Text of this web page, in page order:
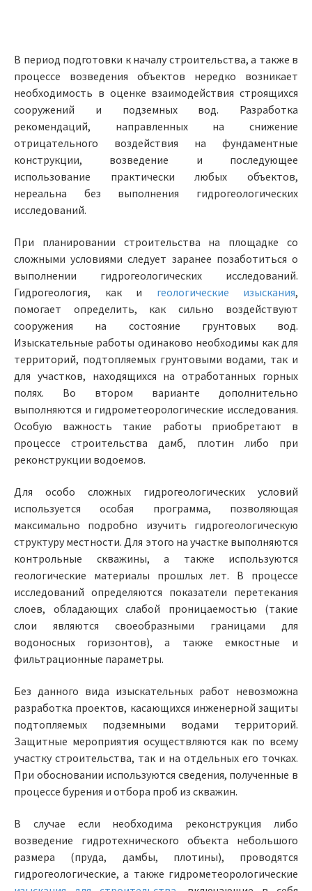
В период подготовки к началу строительства, а также в
процессе возведения объектов нередко возникает
необходимость в оценке взаимодействия строящихся
сооружений и подземных вод. Разработка
рекомендаций, направленных на снижение
отрицательного воздействия на фундаментные
конструкции, возведение и последующее
использование практически любых объектов,
нереальна без выполнения гидрогеологических
исследований.
При планировании строительства на площадке со
сложными условиями следует заранее позаботиться о
выполнении гидрогеологических исследований.
Гидрогеология, как и геологические изыскания,
помогает определить, как сильно воздействуют
сооружения на состояние грунтовых вод.
Изыскательные работы одинаково необходимы как для
территорий, подтопляемых грунтовыми водами, так и
для участков, находящихся на отработанных горных
полях. Во втором варианте дополнительно
выполняются и гидрометеорологические исследования.
Особую важность такие работы приобретают в
процессе строительства дамб, плотин либо при
реконструкции водоемов.
Для особо сложных гидрогеологических условий
используется особая программа, позволяющая
максимально подробно изучить гидрогеологическую
структуру местности. Для этого на участке выполняются
контрольные скважины, а также используются
геологические материалы прошлых лет. В процессе
исследований определяются показатели перетекания
слоев, обладающих слабой проницаемостью (такие
слои являются своеобразными границами для
водоносных горизонтов), а также емкостные и
фильтрационные параметры.
Без данного вида изыскательных работ невозможна
разработка проектов, касающихся инженерной защиты
подтопляемых подземными водами территорий.
Защитные мероприятия осуществляются как по всему
участку строительства, так и на отдельных его точках.
При обосновании используются сведения, полученные в
процессе бурения и отбора проб из скважин.
В случае если необходима реконструкция либо
возведение гидротехнического объекта небольшого
размера (пруда, дамбы, плотины), проводятся
гидрогеологические, а также гидрометеорологические